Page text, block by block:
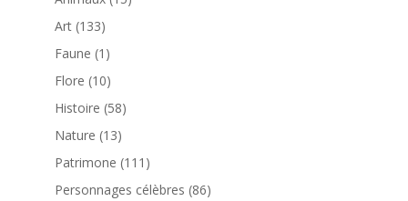
Art 133133
produits
Faune 1 1
produit
Flore 1010
produits
Histoire 5858
Nature 1313
produits
Patrimone 111 111
produits
Personnages célèbres 8686